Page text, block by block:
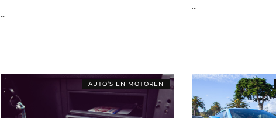
...
...
AUTO’S EN MOTOREN